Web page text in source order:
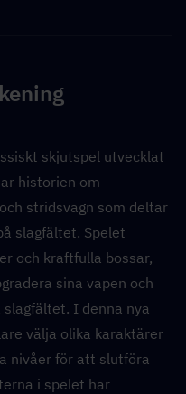
skjutspel utvecklat
historien om
stridsvagn som deltar
slagfältet. Spelet
och kraftfulla bossar,
sina vapen och
I denna nya
välja olika karaktärer
nivåer för att slutföra
i spelet har